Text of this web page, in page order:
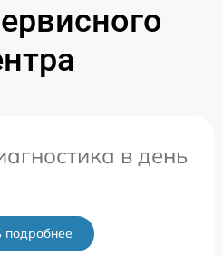
в день
подробнее